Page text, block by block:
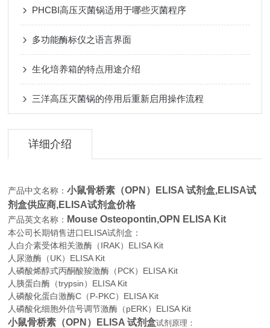
PHCBI高压灭菌锅适用于哪些灭菌程序
多功能酶标仪之语言界面
生化培养箱的特点用途介绍
三洋高压灭菌锅的停用后重新启用操作流程
详细介绍
产品中文名称：小鼠骨桥素（OPN）ELISA 试剂盒,ELISA试
剂盒供应商,ELISA试剂盒价格
产品英文名称： Mouse Osteopontin,OPN ELISA Kit
本公司长期销售进口ELISA试剂盒：
人白介素受体相关激酶（IRAK）ELISA Kit
人尿激酶（UK）ELISA Kit
人磷酸烯醇式丙酮酸羧激酶（PCK）ELISA Kit
人胰蛋白酶（trypsin）ELISA Kit
人磷酸化蛋白激酶C（P-PKC）ELISA Kit
人磷酸化细胞外信号调节激酶（pERK）ELISA Kit
小鼠骨桥素（OPN）ELISA 试剂盒试剂原理：